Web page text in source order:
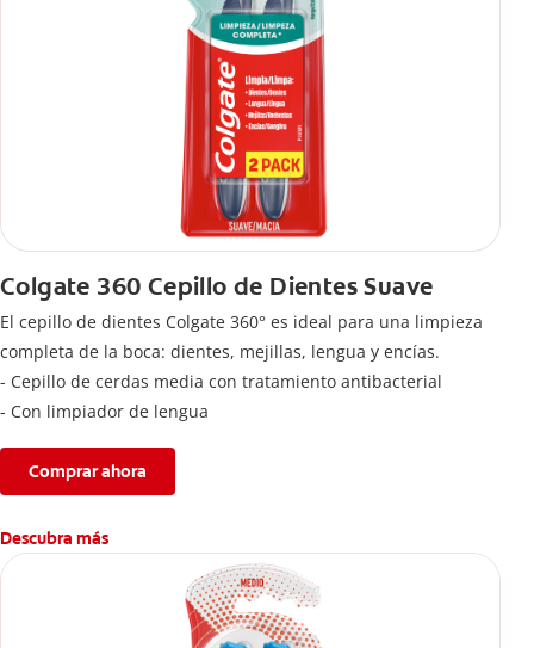
Colgate 360 Cepillo de Dientes Suave
El cepillo de dientes Colgate 360° es ideal para una limpieza
completa de la boca: dientes, mejillas, lengua y encías.
- Cepillo de cerdas media con tratamiento antibacterial
- Con limpiador de lengua
Comprar ahora
Descubra más